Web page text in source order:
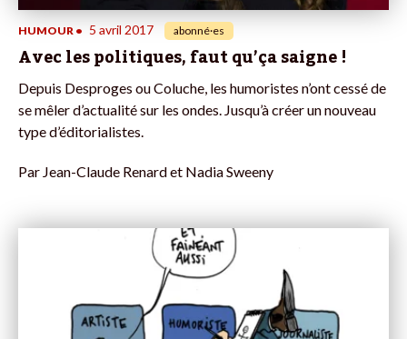
HUMOUR • 5 avril 2017 abonné·es
Avec les politiques, faut qu’ça saigne !
Depuis Desproges ou Coluche, les humoristes n’ont cessé de
se mêler d’actualité sur les ondes. Jusqu’à créer un nouveau
type d’éditorialistes.
Par Jean-Claude Renard et Nadia Sweeny